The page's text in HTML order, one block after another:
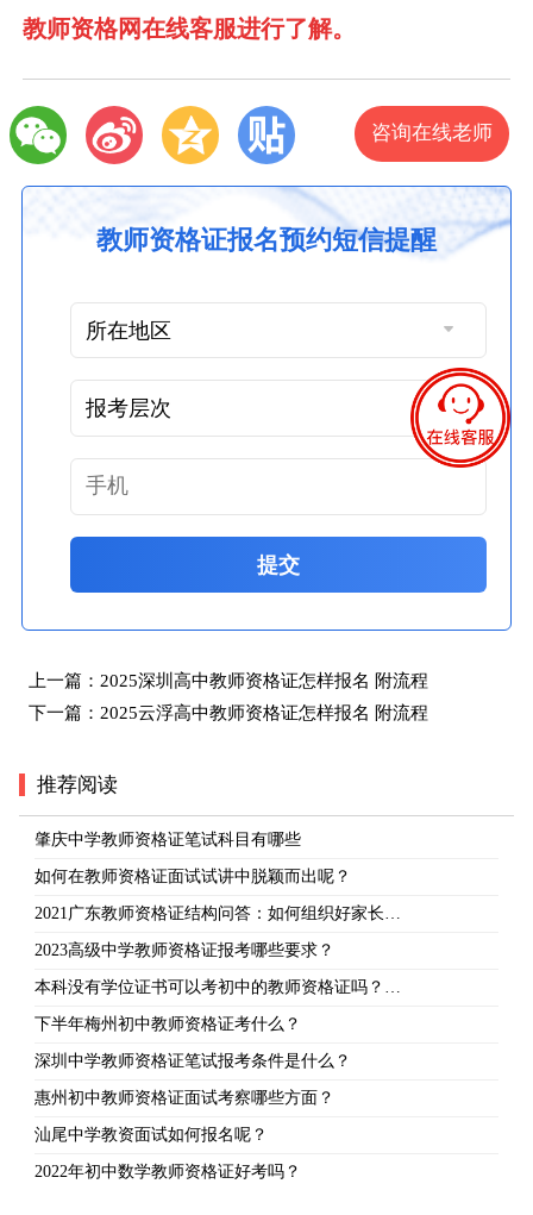
教师资格网在线客服进行了解。
咨询在线老师
教师资格证报名预约短信提醒
提交
上一篇： 2025深圳高中教师资格证怎样报名 附流程
下一篇： 2025云浮高中教师资格证怎样报名 附流程
推荐阅读
肇庆中学教师资格证笔试科目有哪些
如何在教师资格证面试试讲中脱颖而出呢？
2021广东教师资格证结构问答：如何组织好家长…
2023高级中学教师资格证报考哪些要求？
本科没有学位证书可以考初中的教师资格证吗？…
下半年梅州初中教师资格证考什么？
深圳中学教师资格证笔试报考条件是什么？
惠州初中教师资格证面试考察哪些方面？
汕尾中学教资面试如何报名呢？
2022年初中数学教师资格证好考吗？